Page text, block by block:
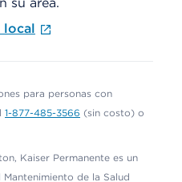
local
para personas con
1-877-485-3566 (sin costo) o
Kaiser Permanente es un
de la Salud